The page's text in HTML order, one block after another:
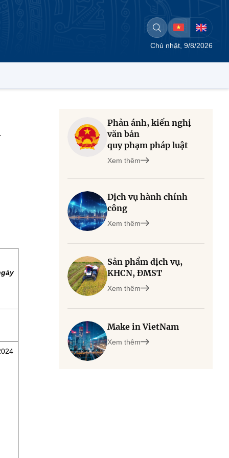
Chủ nhật, 9/8/2026
Phản ánh, kiến nghị
văn bản
quy phạm pháp luật
Xem thêm
Dịch vụ hành chính
công
Xem thêm
Sản phẩm dịch vụ,
KHCN, ĐMST
Xem thêm
Make in VietNam
Xem thêm